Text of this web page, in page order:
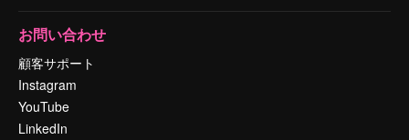
お問い合わせ
顧客サポート
Instagram
YouTube
LinkedIn